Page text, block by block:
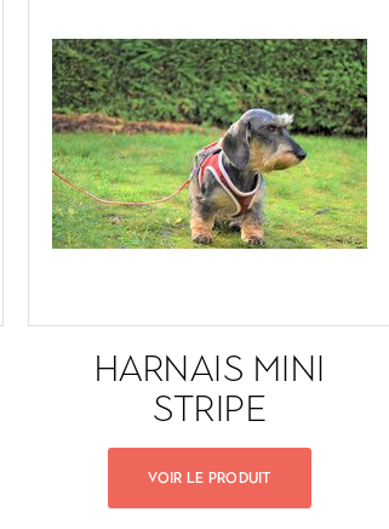
HARNAIS MINI
STRIPE
VOIR LE PRODUIT